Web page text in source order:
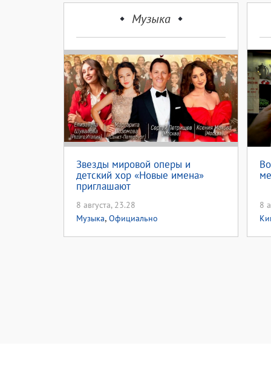
Музыка
Звезды мировой оперы и
детский хор «Новые имена»
приглашают
8 августа, 23.28
Музыка, Официально
8